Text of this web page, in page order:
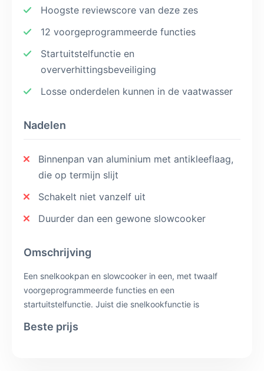
Hoogste reviewscore van deze zes
12 voorgeprogrammeerde functies
Startuitstelfunctie en
oververhittingsbeveiliging
Losse onderdelen kunnen in de vaatwasser
Nadelen
Binnenpan van aluminium met antikleeflaag,
die op termijn slijt
Schakelt niet vanzelf uit
Duurder dan een gewone slowcooker
Omschrijving
Een snelkookpan en slowcooker in een, met twaalf
voorgeprogrammeerde functies en een
startuitstelfunctie. Juist die snelkookfunctie is
bespaar je daarmee een veelvoud aan energie ten
Beste prijs